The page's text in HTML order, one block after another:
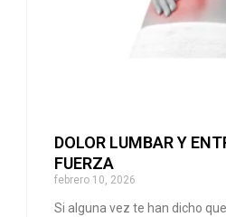
DOLOR LUMBAR Y
FUERZA
febrero 10, 2026
Si alguna vez te han dicho